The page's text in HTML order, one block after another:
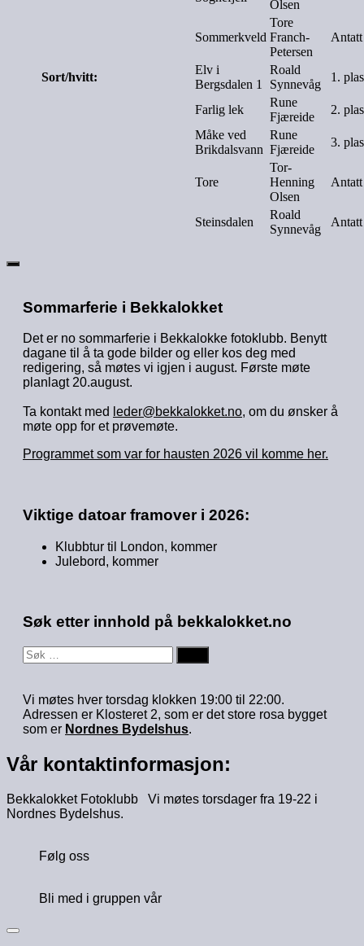
Olsen
Sommerkveld
Tore
Franch-
Petersen
Antatt
Sort/hvitt:
Elv i
Bergsdalen 1
Roald
Synnevåg
1.
Farlig lek
Rune
Fjæreide
2.
Måke ved
Brikdalsvann
Rune
Fjæreide
3.
Tore
Tor-
Henning
Olsen
Antatt
Steinsdalen
Roald
Synnevåg
Antatt
Sommarferie i Bekkalokket
Det er no sommarferie i Bekkalokke fotoklubb. Benytt
dagane til å ta gode bilder og eller kos deg med
redigering, så møtes vi igjen i august. Første møte
planlagt 20.august.
Ta kontakt med leder@bekkalokket.no, om du ønsker å
møte opp for et prøvemøte.
Programmet som var for hausten 2026 vil komme her.
Viktige datoar framover i 2026:
Klubbtur til London, kommer
Julebord, kommer
Søk etter innhold på bekkalokket.no
Søk
etter:
Vi møtes hver torsdag klokken 19:00 til 22:00.
Adressen er Klosteret 2, som er det store rosa bygget
som er Nordnes Bydelshus.
Vår kontaktinformasjon:
Bekkalokket Fotoklubb Vi møtes torsdager fra 19-22 i
Nordnes Bydelshus.
Følg oss
Bli med i gruppen vår